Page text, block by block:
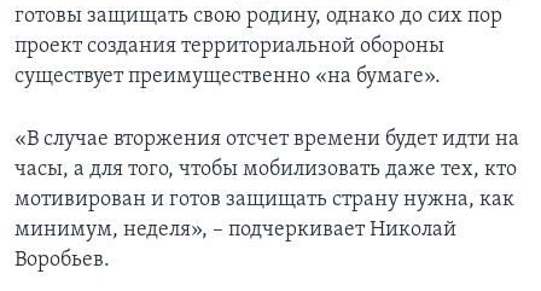
готовы защищать свою родину, однако до сих пор
проект создания территориальной обороны
существует преимущественно «на бумаге».
«В случае вторжения отсчет времени будет идти на
часы, а для того, чтобы мобилизовать даже тех, кто
мотивирован и готов защищать страну нужна, как
минимум, неделя», – подчеркивает Николай
Воробьев.